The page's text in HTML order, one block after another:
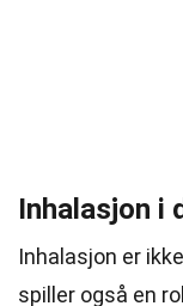
Inhalasjon i
Inhalasjon er
spiller også en